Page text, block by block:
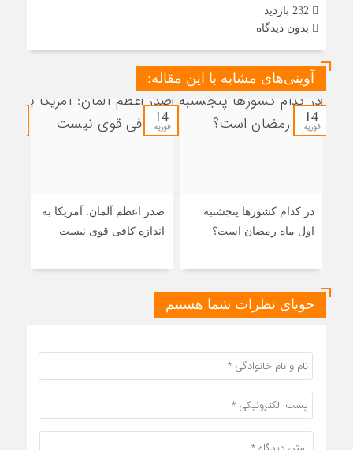
بدون دیدگاه
آوینی‌های مشابه با این مقاله:
14
فوریه
در کدام کشورها پنجشنبه
اول ماه رمضان است؟
14
فوریه
صدر اعظم آلمان: آمریکا به
اندازه کافی قوی نیست
جویای نظرات شما هستیم